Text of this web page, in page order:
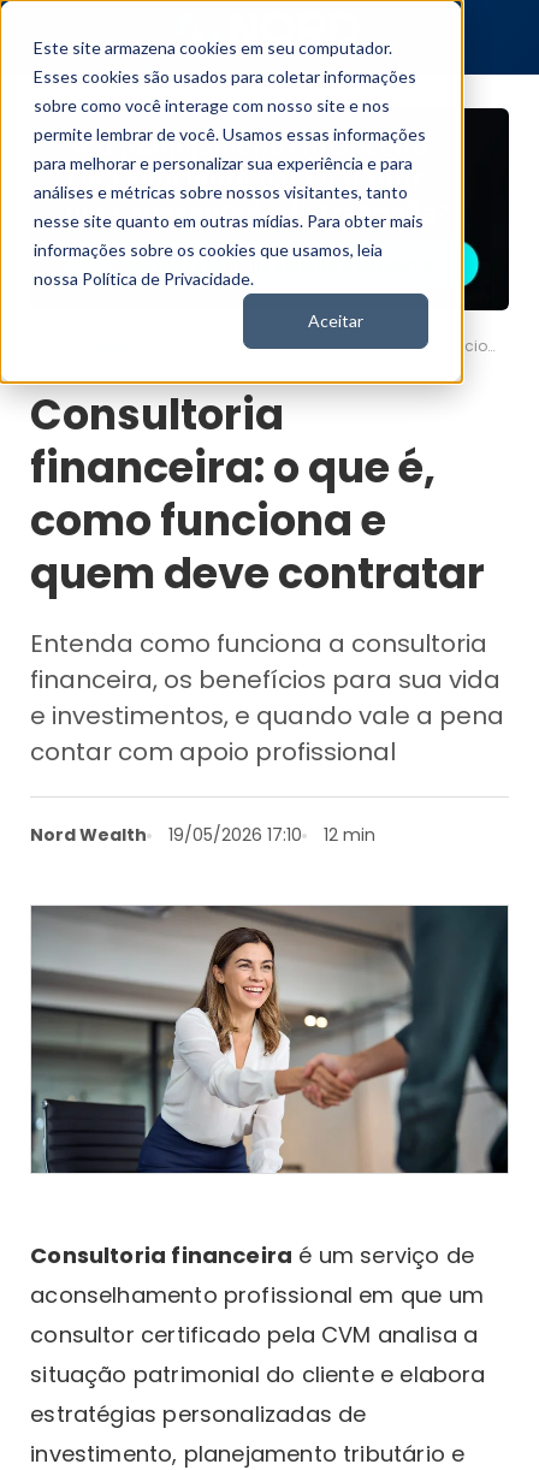
Este site armazena cookies em seu computador.
Esses cookies são usados para coletar informações
sobre como você interage com nosso site e nos
permite lembrar de você. Usamos essas informações
para melhorar e personalizar sua experiência e para
análises e métricas sobre nossos visitantes, tanto
nesse site quanto em outras mídias. Para obter mais
informações sobre os cookies que usamos, leia
nossa Política de Privacidade.
Aceitar
Consultoria financeira: o que é, como funciona e quem deve contratar
Consultoria
financeira: o que é,
como funciona e
quem deve contratar
Entenda como funciona a consultoria
financeira, os benefícios para sua vida
e investimentos, e quando vale a pena
contar com apoio profissional
Nord Wealth 19/05/2026 17:10 12 min
Consultoria financeira é um serviço de
aconselhamento profissional em que um
consultor certificado pela CVM analisa a
situação patrimonial do cliente e elabora
estratégias personalizadas de
investimento, planejamento tributário e